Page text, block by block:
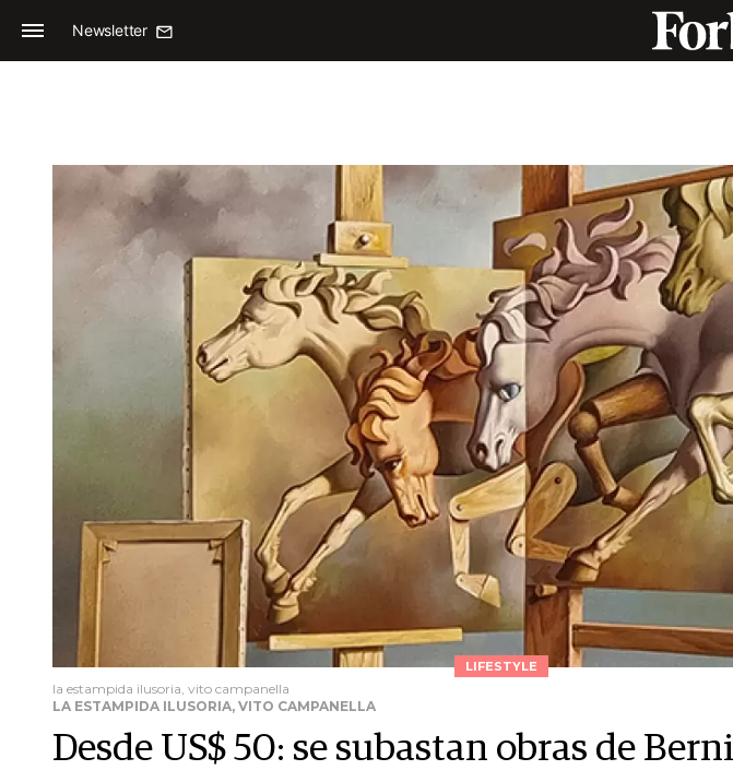
Newsletter
LIFESTYLE
la estampida ilusoria, vito campanella
LA ESTAMPIDA ILUSORIA, VITO CAMPANELLA
Desde US$ 50: se subastan obras de